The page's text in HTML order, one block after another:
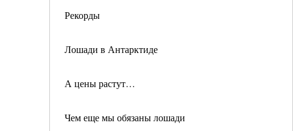
Рекорды
Лошади в Антарктиде
А цены растут…
Чем еще мы обязаны лошади